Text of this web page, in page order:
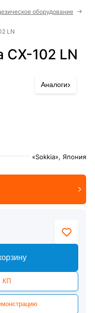
оборудование →
LN
CX-102 LN
Аналоги›
«Sokkia», Япония
КП